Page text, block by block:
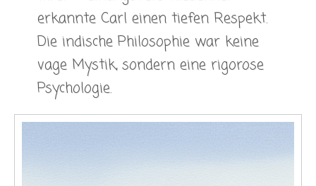
erkannte Carl einen tiefen Respekt.
Die indische Philosophie war keine
vage Mystik, sondern eine rigorose
Psychologie.